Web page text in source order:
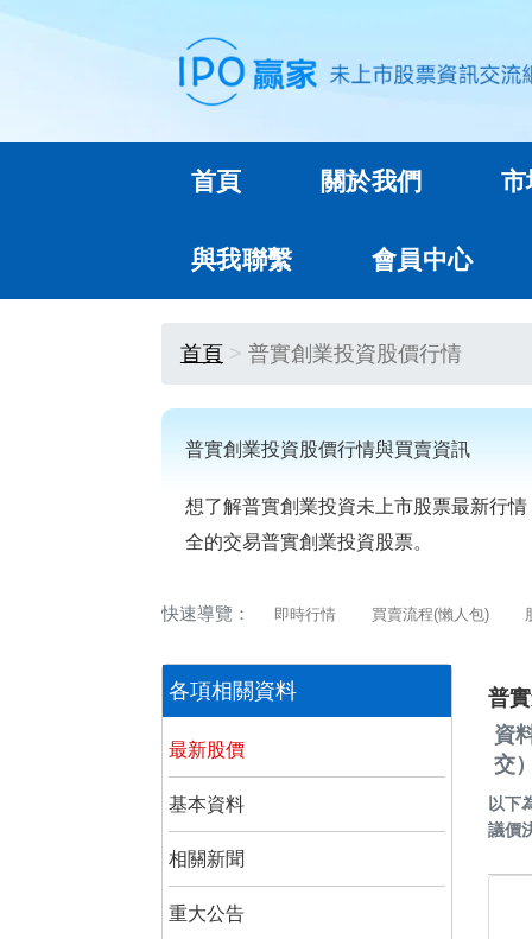
首頁 關於我們 市
與我聯繫 會員中心
首頁 普實創業投資股價行情
普實創業投資股價行情與買賣資訊
想了解普實創業投資未上市股票最新行
全的交易普實創業投資股票。
快速導覽： 即時行情 買賣流程(懶人包)
各項相關資料
最新股價
基本資料
相關新聞
重大公告
普
資
交
以下
議價